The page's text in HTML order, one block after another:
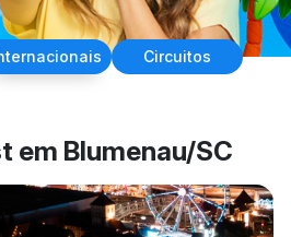
Circuitos
em Blumenau/SC